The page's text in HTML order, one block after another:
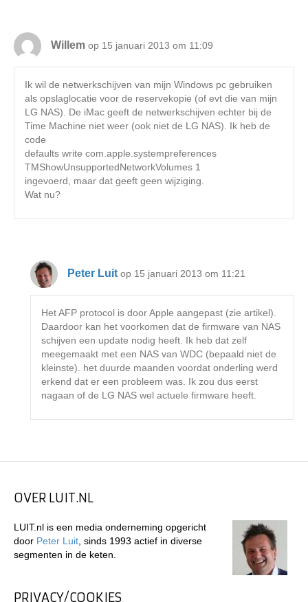
Willem op 15 januari 2013 om 11:09
Ik wil de netwerkschijven van mijn Windows pc gebruiken
als opslaglocatie voor de reservekopie (of evt die van mijn
LG NAS). De iMac geeft de netwerkschijven echter bij de
Time Machine niet weer (ook niet de LG NAS). Ik heb de
code
defaults write com.apple.systempreferences
TMShowUnsupportedNetworkVolumes 1
ingevoerd, maar dat geeft geen wijziging.
Wat nu?
Peter Luit op 15 januari 2013 om 11:21
Het AFP protocol is door Apple aangepast (zie artikel).
Daardoor kan het voorkomen dat de firmware van NAS
schijven een update nodig heeft. Ik heb dat zelf
meegemaakt met een NAS van WDC (bepaald niet de
kleinste). het duurde maanden voordat onderling werd
erkend dat er een probleem was. Ik zou dus eerst
nagaan of de LG NAS wel actuele firmware heeft.
OVER LUIT.NL
LUIT.nl is een media onderneming opgericht
door Peter Luit , sinds 1993 actief in diverse
segmenten in de keten.
PRIVACY/COOKIES